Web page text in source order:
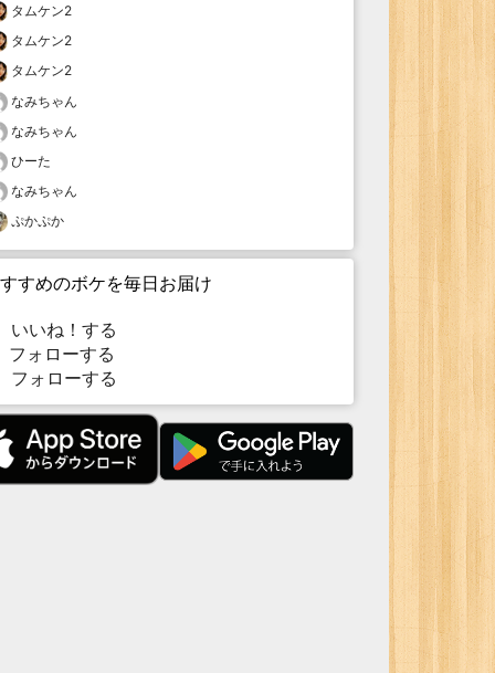
タムケン2
タムケン2
タムケン2
なみちゃん
なみちゃん
ひーた
なみちゃん
ぷかぷか
すめのボケを毎日お届け
いいね！する
ォローする
フォローする